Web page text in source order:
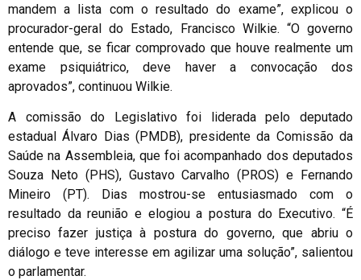
mandem a lista com o resultado do exame”, explicou o
procurador-geral do Estado, Francisco Wilkie. “O governo
entende que, se ficar comprovado que houve realmente um
exame psiquiátrico, deve haver a convocação dos
aprovados”, continuou Wilkie.
A comissão do Legislativo foi liderada pelo deputado
estadual Álvaro Dias (PMDB), presidente da Comissão da
Saúde na Assembleia, que foi acompanhado dos deputados
Souza Neto (PHS), Gustavo Carvalho (PROS) e Fernando
Mineiro (PT). Dias mostrou-se entusiasmado com o
resultado da reunião e elogiou a postura do Executivo. “É
preciso fazer justiça à postura do governo, que abriu o
diálogo e teve interesse em agilizar uma solução”, salientou
o parlamentar.